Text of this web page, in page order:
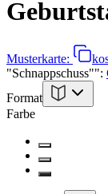
Musterkarte:
"Schnappschuss"":
Format
Farbe